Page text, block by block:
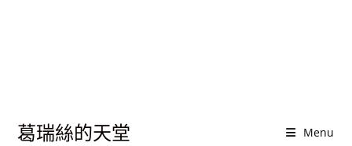
葛瑞絲的天堂 Menu